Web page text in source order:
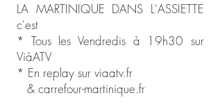
LA MARTINIQUE DANS L'ASSIETTE
c'est
* Tous les Vendredis à 19h30 sur
ViàATV
* En replay sur viaatv.fr
& carrefour-martinique.fr